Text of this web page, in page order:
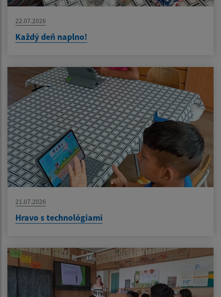
22.07.2026
Každý deň naplno!
21.07.2026
Hravo s technológiami